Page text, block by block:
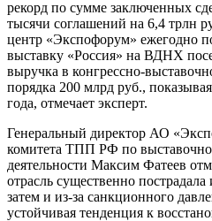
рекорд по сумме заключенных
тысячи соглашений на 6,4 трлн
центр «Экспофорум» ежегодно
выставку «Россия» на ВДНХ
выручка в конгрессно-
порядка 200 млрд руб.,
года, отмечает эксперт.
Генеральный директор АО
комитета ТПП РФ по
деятельности Максим Фатеев
отрасль существенно
затем и из-за санкционного
устойчивая тенденция к